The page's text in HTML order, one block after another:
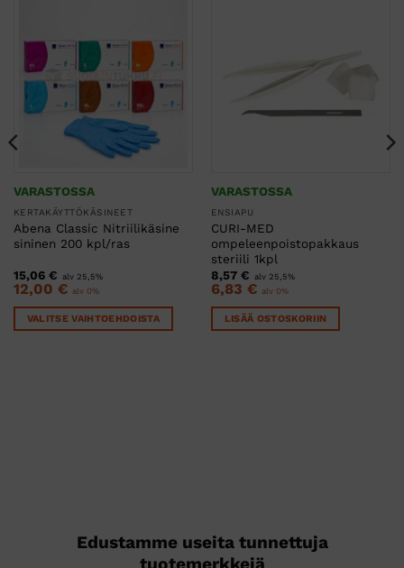
VARASTOSSA
KERTAKÄYTTÖKÄSINEET
Abena Classic Nitriilikäsine
sininen 200 kpl/ras
15,06 € alv 25,5%
12,00 € alv 0%
VALITSE VAIHTOEHDOISTA
VARASTOSSA
ENSIAPU
CURI-MED
ompeleenpoistopakkaus
steriili 1kpl
8,57 € alv 25,5%
6,83 € alv 0%
LISÄÄ OSTOSKORIIN
Edustamme useita tunnettuja